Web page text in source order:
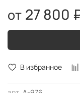
В избранное
27 800